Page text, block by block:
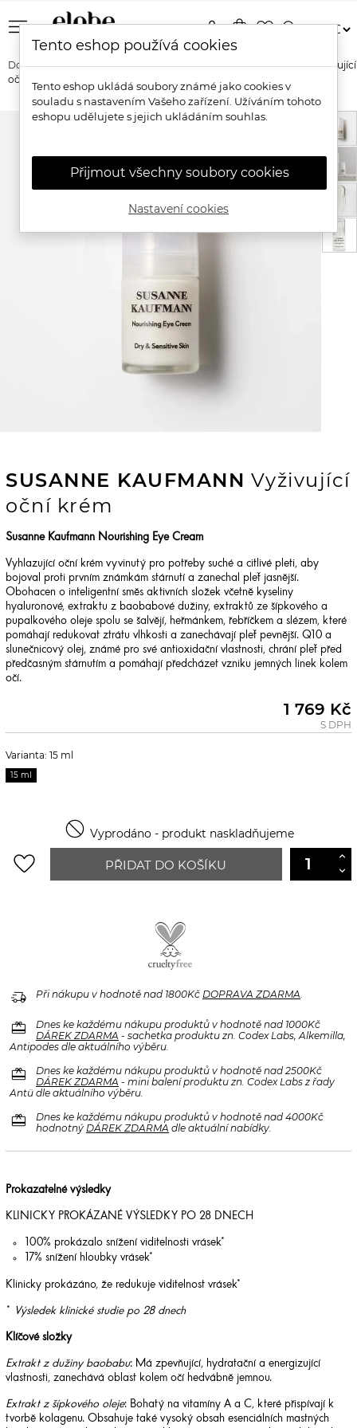
menu shopping_bagfavorite_bordersearch
person
Domů Značky Susanne Kaufmann
Susanne Kaufmann Vyživující
oční krém
SUSANNE KAUFMANN Vyživující
oční krém
Susanne Kaufmann Nourishing Eye Cream
Vyhlazující oční krém vyvinutý pro potřeby suché a citlivé pleti, aby
bojoval proti prvním známkám stárnutí a zanechal pleť jasnější.
Obohacen o inteligentní směs aktivních složek včetně kyseliny
hyaluronové, extraktu z baobabové dužiny, extraktů ze šípkového a
pupalkového oleje spolu se šalvějí, heřmánkem, řebříčkem a slézem, které
pomáhají redukovat ztrátu vlhkosti a zanechávají pleť pevnější. Q10 a
slunečnicový olej, známé pro své antioxidační vlastnosti, chrání pleť před
předčasným stárnutím a pomáhají předcházet vzniku jemných linek kolem
očí.
1 769 Kč
S DPH
Varianta: 15 ml
15 ml
 Vyprodáno - produkt naskladňujeme
favorite_border PŘIDAT DO KOŠÍKU
delivery_truck_speed Při nákupu v hodnotě nad 1800Kč DOPRAVA ZDARMA.
redeem
Dnes ke každému nákupu produktů v hodnotě nad 1000Kč
DÁREK ZDARMA - sachetka produktu zn. Codex Labs, Alkemilla,
Antipodes dle aktuálního výběru.
redeem
Dnes ke každému nákupu produktů v hodnotě nad 2500Kč
DÁREK ZDARMA - mini balení produktu zn. Codex Labs z řady
Antü dle aktuálního výběru.
redeem
Dnes ke každému nákupu produktů v hodnotě nad 4000Kč
hodnotný DÁREK ZDARMA dle aktuální nabídky.
Prokazatelné výsledky
KLINICKY PROKÁZANÉ VÝSLEDKY PO 28 DNECH
100% prokázalo snížení viditelnosti vrásek*
17% snížení hloubky vrásek*
Klinicky prokázáno, že redukuje viditelnost vrásek*
Výsledek klinické studie po 28 dnech
Klíčové složky
Extrakt z dužiny baobabu: Má zpevňující, hydratační a energizující
vlastnosti, zanechává oblast kolem očí hedvábně jemnou.
Extrakt z šípkového oleje: Bohatý na vitamíny A a C, které přispívají k
tvorbě kolagenu. Obsahuje také vysoký obsah esenciálních mastných
Tento eshop používá cookies
Tento eshop ukládá soubory známé jako cookies v
souladu s nastavením Vašeho zařízení. Užíváním tohoto
eshopu udělujete s jejich ukládáním souhlas.
Přijmout všechny soubory cookies
Nastavení cookies